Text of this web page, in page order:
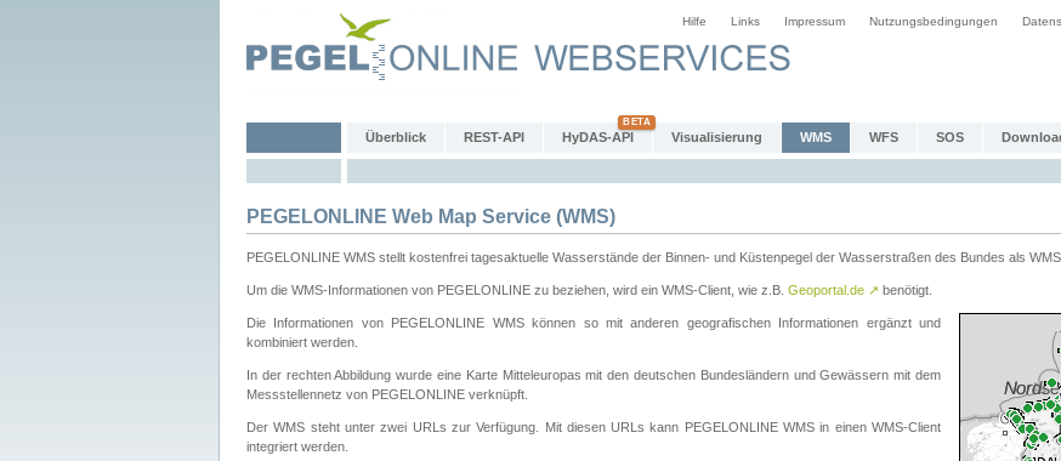
Hilfe Links Impressum Nutzungsbedingungen
Überblick REST-API HyDAS-API Visualisierung WMS WFS SOS
PEGELONLINE Web Map Service (WMS)
PEGELONLINE WMS stellt kostenfrei tagesaktuelle Wasserstände der Binnen- und Küstenpegel der Wasserstraßen des Bundes als WMS
Um die WMS-Informationen von PEGELONLINE zu beziehen, wird ein WMS-Client, wie z.B. Geoportal.de ↗ benötigt.
Die Informationen von PEGELONLINE WMS können so mit anderen geografischen Informationen ergänzt und
kombiniert werden.
In der rechten Abbildung wurde eine Karte Mitteleuropas mit den deutschen Bundesländern und Gewässern mit dem
Messstellennetz von PEGELONLINE verknüpft.
Der WMS steht unter zwei URLs zur Verfügung. Mit diesen URLs kann PEGELONLINE WMS in einen WMS-Client
integriert werden.